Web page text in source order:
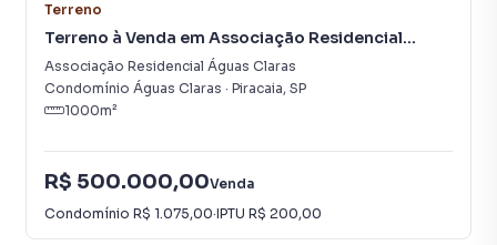
Terreno
Terreno à Venda em Associação Residencial
Águas Claras
Associação Residencial Águas Claras
Condomínio Águas Claras · Piracaia, SP
1000m²
R$ 500.000,00Venda
Condomínio R$ 1.075,00·IPTU R$ 200,00